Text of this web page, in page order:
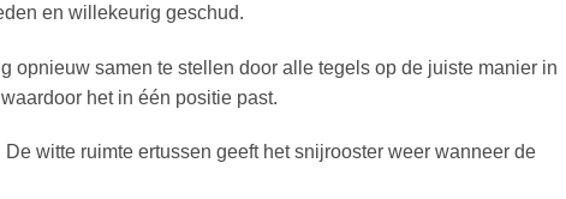
en willekeurig geschud.
opnieuw samen te stellen door alle tegels op de juiste manier in
het in één positie past.
witte ruimte ertussen geeft het snijrooster weer wanneer de